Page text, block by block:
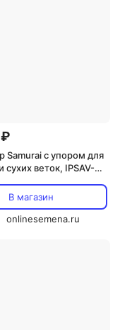
₽
Samurai с упором для
сухих веток, IPSAV-
В магазин
onlinesemena.ru